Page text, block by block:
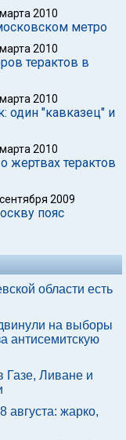
2010
метро
2010
терактов в
2010
один "кавказец" и
2010
жертвах терактов
2009
пояс
области есть
на выборы
антисемитскую
Газе, Ливане и
августа: жарко,